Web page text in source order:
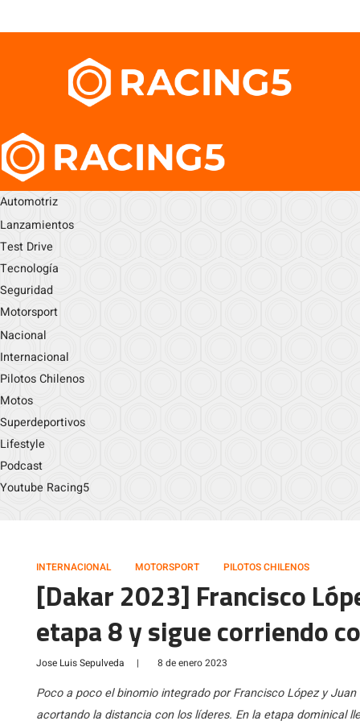
Automotriz
Lanzamientos
Test Drive
Tecnología
Seguridad
Motorsport
Nacional
Internacional
Pilotos Chilenos
Motos
Superdeportivos
Lifestyle
Podcast
Youtube Racing5
INTERNACIONAL MOTORSPORT PILOTOS CHILENOS
[Dakar 2023] Francisco
etapa 8 y sigue corriendo
Jose Luis Sepulveda | 8 de enero 2023
Poco a poco el binomio integrado por Francisco López y
acortando la distancia con los líderes. En la etapa dominical